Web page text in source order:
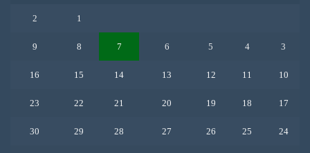
1
2
3
4
5
6
7
8
9
10
11
12
13
14
15
16
17
18
19
20
21
22
23
24
25
26
27
28
29
30